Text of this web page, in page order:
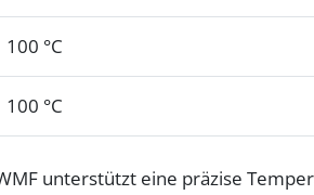
100 °C
100 °C
unterstützt eine präzise